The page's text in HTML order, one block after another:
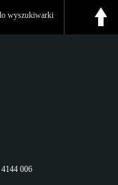
wyszukiwarki
006